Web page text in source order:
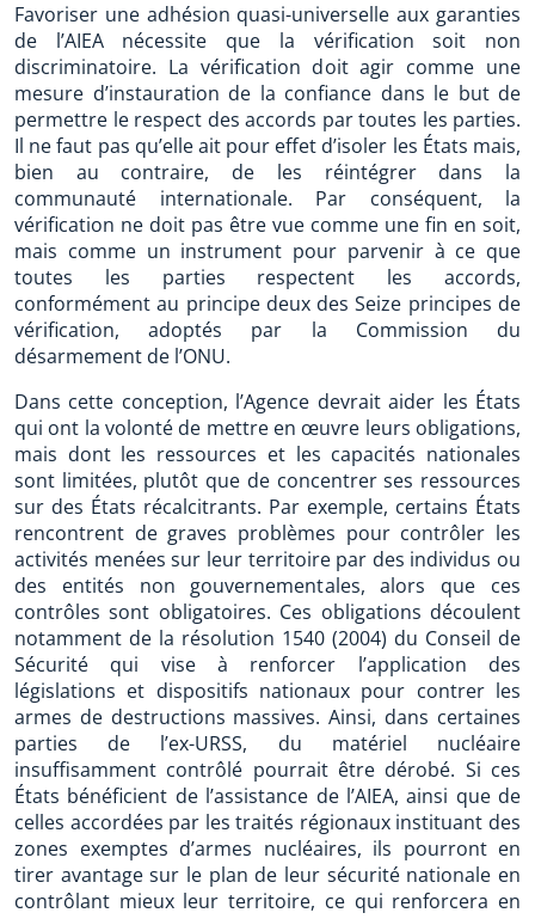
Favoriser une adhésion quasi-universelle aux garanties
de l’AIEA nécessite que la vérification soit non
discriminatoire. La vérification doit agir comme une
mesure d’instauration de la confiance dans le but de
permettre le respect des accords par toutes les parties.
Il ne faut pas qu’elle ait pour effet d’isoler les États mais,
bien au contraire, de les réintégrer dans la
communauté internationale. Par conséquent, la
vérification ne doit pas être vue comme une fin en soit,
mais comme un instrument pour parvenir à ce que
toutes les parties respectent les accords,
conformément au principe deux des Seize principes de
vérification, adoptés par la Commission du
désarmement de l’ONU.
Dans cette conception, l’Agence devrait aider les États
qui ont la volonté de mettre en œuvre leurs obligations,
mais dont les ressources et les capacités nationales
sont limitées, plutôt que de concentrer ses ressources
sur des États récalcitrants. Par exemple, certains États
rencontrent de graves problèmes pour contrôler les
activités menées sur leur territoire par des individus ou
des entités non gouvernementales, alors que ces
contrôles sont obligatoires. Ces obligations découlent
notamment de la résolution 1540 (2004) du Conseil de
Sécurité qui vise à renforcer l’application des
législations et dispositifs nationaux pour contrer les
armes de destructions massives. Ainsi, dans certaines
parties de l’ex-URSS, du matériel nucléaire
insuffisamment contrôlé pourrait être dérobé. Si ces
États bénéficient de l’assistance de l’AIEA, ainsi que de
celles accordées par les traités régionaux instituant des
zones exemptes d’armes nucléaires, ils pourront en
tirer avantage sur le plan de leur sécurité nationale en
contrôlant mieux leur territoire, ce qui renforcera en